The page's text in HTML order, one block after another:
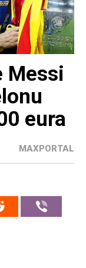
Messi
eura
MAXPORTAL